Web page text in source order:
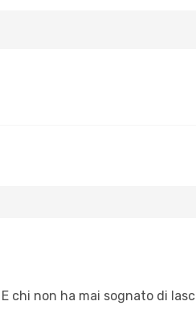
chi non ha mai sognato di